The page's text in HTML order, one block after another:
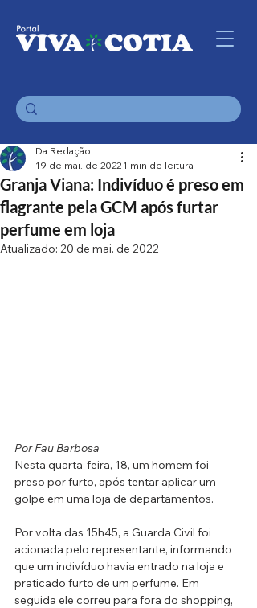
Granja Viana: Indivíduo é preso em
flagrante pela GCM após furtar
perfume em loja
Da Redação
19 de mai. de 2022 1 min de leitura
Atualizado: 20 de mai. de 2022
Por Fau Barbosa
Nesta quarta-feira, 18, um homem foi
preso por furto, após tentar aplicar um
golpe em uma loja de departamentos.
Por volta das 15h45, a Guarda Civil foi
acionada pelo representante, informando
que um indivíduo havia entrado na loja e
praticado furto de um perfume. Em
seguida ele correu para fora do shopping,